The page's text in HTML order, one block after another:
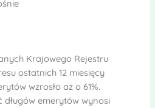
Krajowego Rejestru
ostatnich 12 miesięcy
wzrosło aż o 61%.
długów emerytów wynosi